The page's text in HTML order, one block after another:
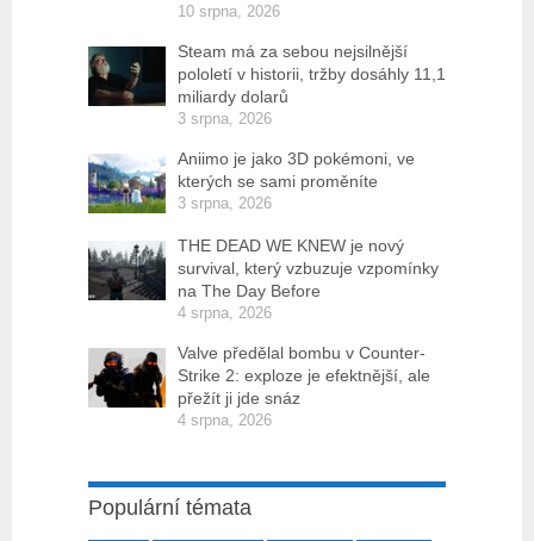
10 srpna, 2026
Steam má za sebou nejsilnější
pololetí v historii, tržby dosáhly 11,1
miliardy dolarů
3 srpna, 2026
Aniimo je jako 3D pokémoni, ve
kterých se sami proměníte
3 srpna, 2026
THE DEAD WE KNEW je nový
survival, který vzbuzuje vzpomínky
na The Day Before
4 srpna, 2026
Valve předělal bombu v Counter-
Strike 2: exploze je efektnější, ale
přežít ji jde snáz
4 srpna, 2026
Populární témata